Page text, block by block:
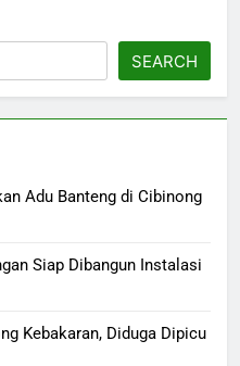
SEARCH
Adu Banteng di Cibinong
Siap Dibangun Instalasi
Kebakaran, Diduga Dipicu